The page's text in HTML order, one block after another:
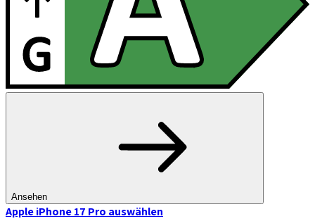
Ansehen
Apple iPhone 17 Pro auswählen